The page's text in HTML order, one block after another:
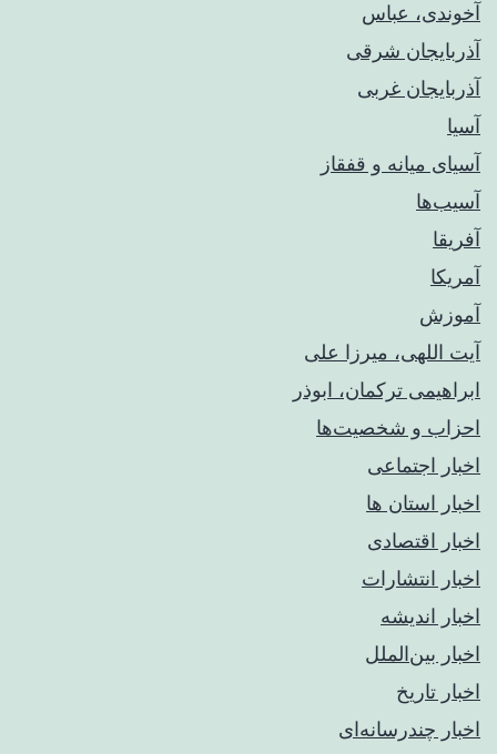
آخوندی، عباس
آذربایجان شرقی
آذربایجان غربی
آسیا
آسیای میانه و قفقاز
آسیب‌ها
آفریقا
آمریکا
آموزش
آیت اللهی، میرزا علی
ابراهیمی ترکمان، ابوذر
احزاب و شخصیت‌ها
اخبار اجتماعی
اخبار استان ها
اخبار اقتصادی
اخبار انتشارات
اخبار اندیشه
اخبار بین‌الملل
اخبار تاریخ
اخبار چندرسانه‌ای